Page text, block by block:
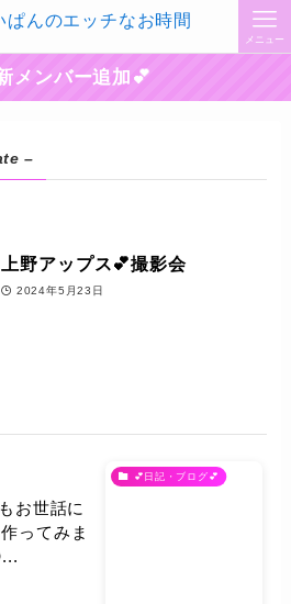
メニュー
メンバー追加💕
–
上野アップス💕撮影会
2024年5月23日
💕日記・ブログ💕
お世話に
ってみま